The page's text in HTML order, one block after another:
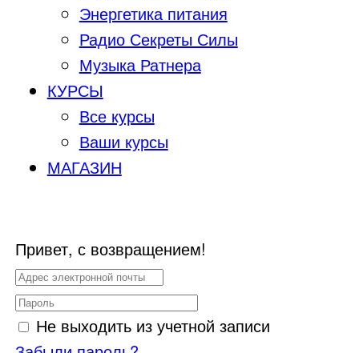
Энергетика питания
Радио Секреты Силы
Музыка Ратнера
КУРСЫ
Все курсы
Ваши курсы
МАГАЗИН
Привет, с возвращением!
Не выходить из учетной записи